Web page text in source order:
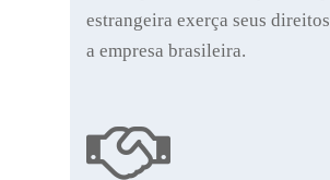
estrangeira exerça seus
a empresa brasileira.